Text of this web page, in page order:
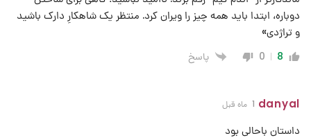
دوباره، ابتدا باید همه چیز را ویران کرد. منتظر یک شاهکارِ دارک باشید
و تراژدی»
8
0 پاسخ
danyal 1 ماه قبل
داستان باحالی بود